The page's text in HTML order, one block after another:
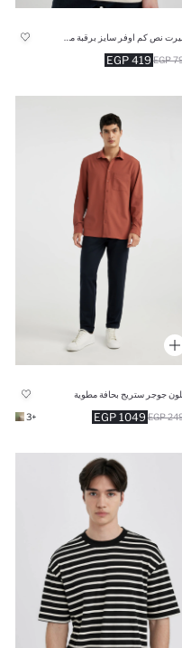
419 EGP 799
جوجر ستريج بحافة مطوية
1049 EGP 2499
+3